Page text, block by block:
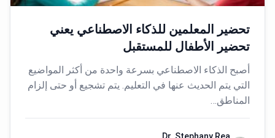
تحضير المعلمين للذكاء الاصطناعي يعني
تحضير الأطفال للمستقبل
أصبح الذكاء الاصطناعي بسرعة واحدة من أكثر المواضيع
التي يتم الحديث عنها في التعليم. يتم تشجيع أو حتى إلزام
المناطق…